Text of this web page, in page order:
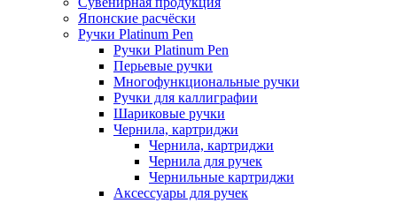
Японские расчёски
Ручки Platinum Pen
Ручки Platinum Pen
Перьевые ручки
Многофункциональные ручки
Ручки для каллиграфии
Шариковые ручки
Чернила, картриджи
Чернила, картриджи
Чернила для ручек
Чернильные картриджи
Аксессуары для ручек